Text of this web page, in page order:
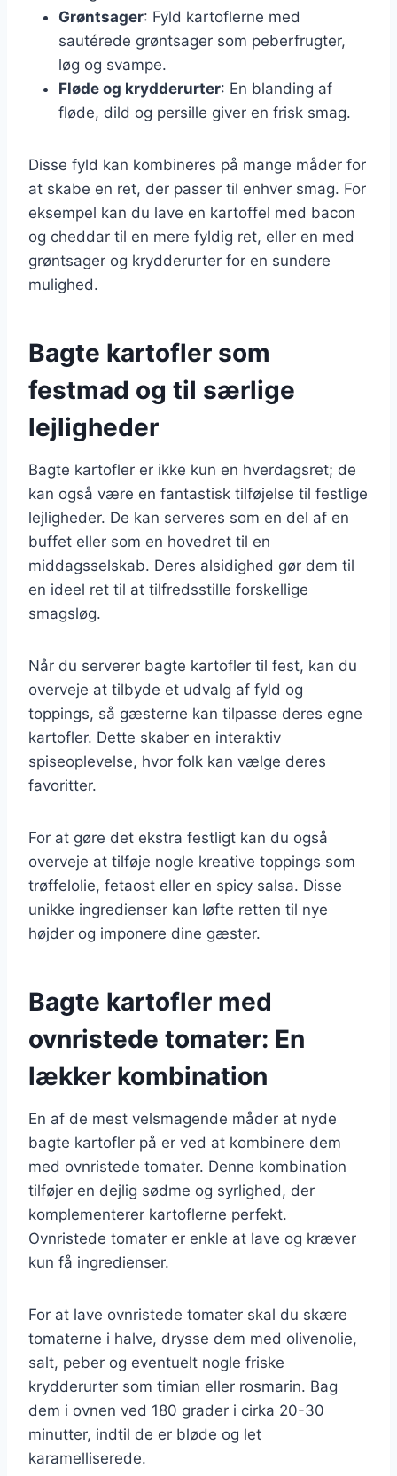
Grøntsager: Fyld kartoflerne med
sautérede grøntsager som peberfrugter,
løg og svampe.
Fløde og krydderurter: En blanding af
fløde, dild og persille giver en frisk smag.
Disse fyld kan kombineres på mange måder for
at skabe en ret, der passer til enhver smag. For
eksempel kan du lave en kartoffel med bacon
og cheddar til en mere fyldig ret, eller en med
grøntsager og krydderurter for en sundere
mulighed.
Bagte kartofler som
festmad og til særlige
lejligheder
Bagte kartofler er ikke kun en hverdagsret; de
kan også være en fantastisk tilføjelse til festlige
lejligheder. De kan serveres som en del af en
buffet eller som en hovedret til en
middagsselskab. Deres alsidighed gør dem til
en ideel ret til at tilfredsstille forskellige
smagsløg.
Når du serverer bagte kartofler til fest, kan du
overveje at tilbyde et udvalg af fyld og
toppings, så gæsterne kan tilpasse deres egne
kartofler. Dette skaber en interaktiv
spiseoplevelse, hvor folk kan vælge deres
favoritter.
For at gøre det ekstra festligt kan du også
overveje at tilføje nogle kreative toppings som
trøffelolie, fetaost eller en spicy salsa. Disse
unikke ingredienser kan løfte retten til nye
højder og imponere dine gæster.
Bagte kartofler med
ovnristede tomater: En
lækker kombination
En af de mest velsmagende måder at nyde
bagte kartofler på er ved at kombinere dem
med ovnristede tomater. Denne kombination
tilføjer en dejlig sødme og syrlighed, der
komplementerer kartoflerne perfekt.
Ovnristede tomater er enkle at lave og kræver
kun få ingredienser.
For at lave ovnristede tomater skal du skære
tomaterne i halve, drysse dem med olivenolie,
salt, peber og eventuelt nogle friske
krydderurter som timian eller rosmarin. Bag
dem i ovnen ved 180 grader i cirka 20-30
minutter, indtil de er bløde og let
karamelliserede.